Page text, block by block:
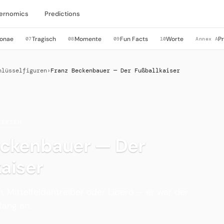
Predictions
07Tragisch 08Momente 09Fun Facts 10Worte Annex A
› Franz Beckenbauer — Der Fußballkaiser
— Der